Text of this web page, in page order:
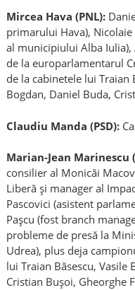
Mircea Hava (PNL):
primarului Hava),
al municipiului Alba Iulia),
de la europarlamentarul
de la cabinetele lui Traian
Bogdan, Daniel Buda,
Claudiu Manda (PSD):
Marian-Jean Marinescu
consilier al Monicăi
Liberă și manager al
Pascovici (asistent
Pașcu (fost branch
probleme de presă la
Udrea), plus deja
lui Traian Băsescu, Vasile
Cristian Bușoi, Gheorghe